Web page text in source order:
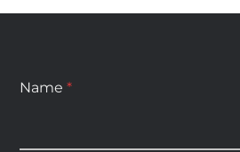
Name *